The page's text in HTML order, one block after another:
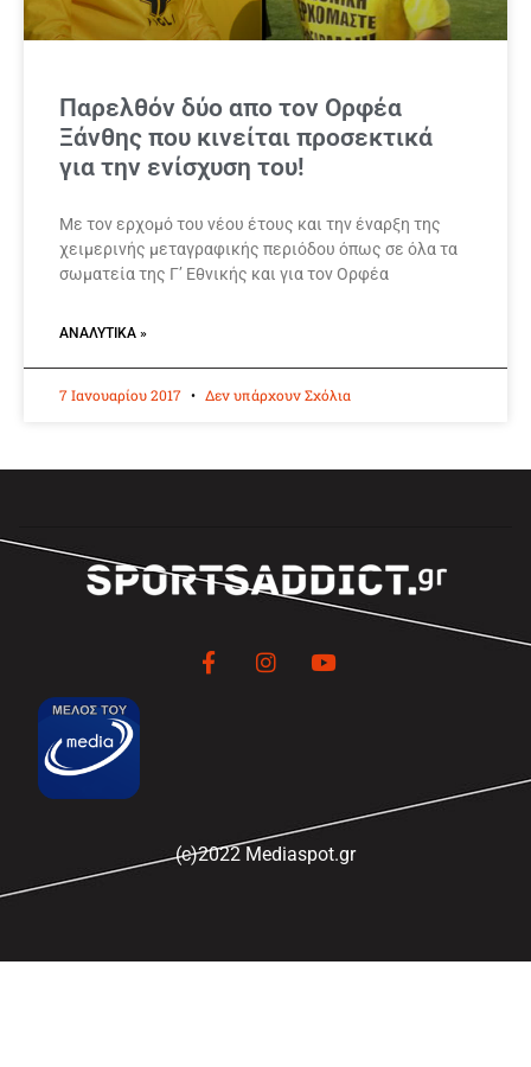
Παρελθόν δύο απο τον Ορφέα
Ξάνθης που κινείται προσεκτικά
για την ενίσχυση του!
Με τον ερχομό του νέου έτους και την έναρξη της
χειμερινής μεταγραφικής περιόδου όπως σε όλα τα
σωματεία της Γ’ Εθνικής και για τον Ορφέα
ΑΝΑΛΥΤΙΚΆ »
7 Ιανουαρίου 2017 Δεν υπάρχουν Σχόλια
(c)2022 Mediaspot.gr